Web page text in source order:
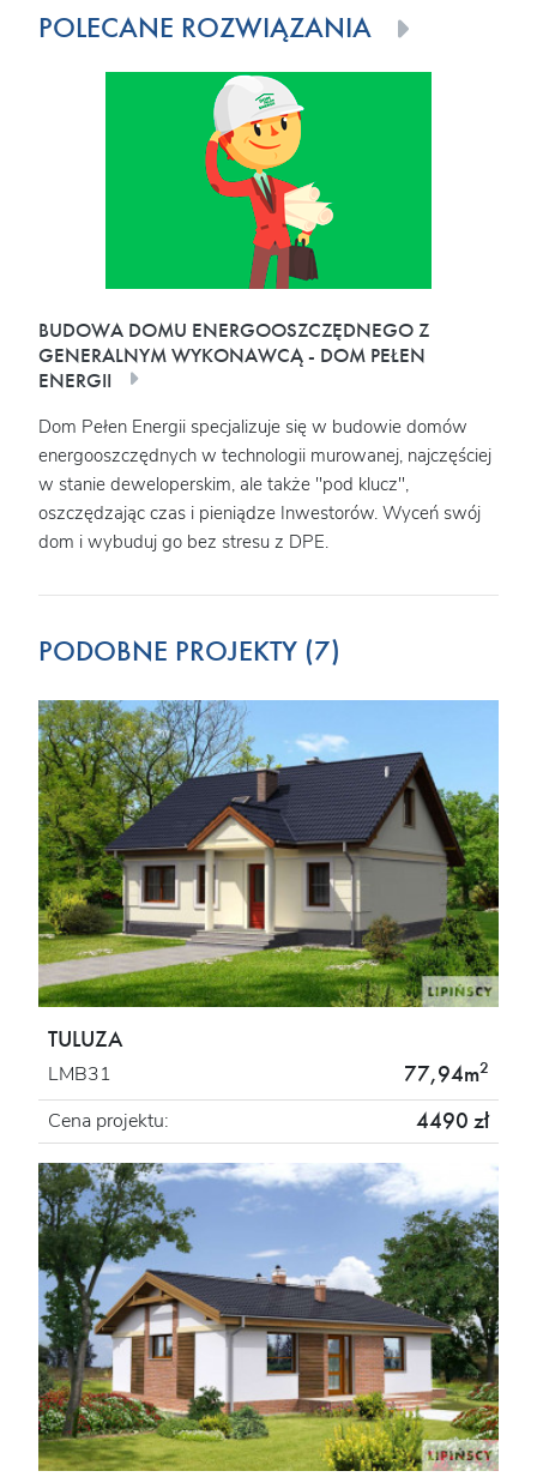
POLECANE ROZWIĄZANIA
BUDOWA DOMU ENERGOOSZCZĘDNEGO Z
GENERALNYM WYKONAWCĄ - DOM PEŁEN
ENERGII
Dom Pełen Energii specjalizuje się w budowie domów
energooszczędnych w technologii murowanej, najczęściej
w stanie deweloperskim, ale także "pod klucz",
oszczędzając czas i pieniądze Inwestorów. Wyceń swój
dom i wybuduj go bez stresu z DPE.
PODOBNE PROJEKTY (7)
TULUZA
LMB31 77,94m2
Cena projektu: 4490 zł